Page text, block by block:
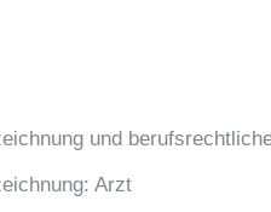
und
Arzt